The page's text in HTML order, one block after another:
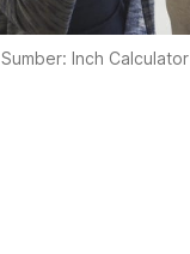
Sumber: Inch Calculator